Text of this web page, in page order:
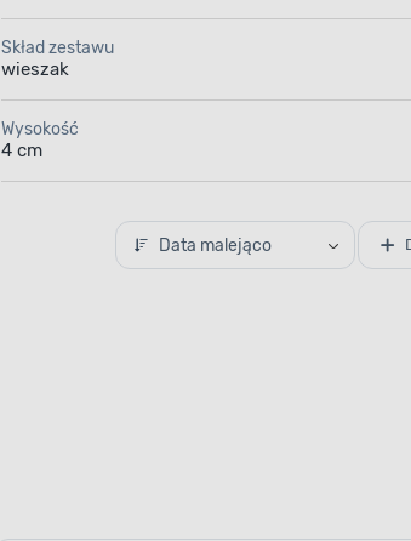
Skład zestawu
wieszak
Wysokość
4 cm
Data malejąco